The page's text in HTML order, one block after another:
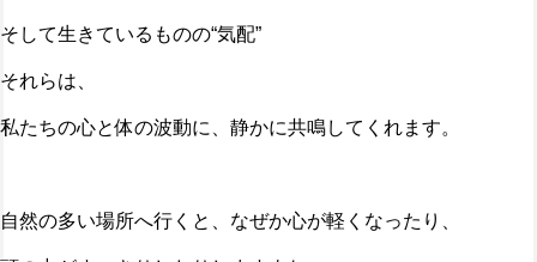
そして生きているものの“気配”
それらは、
私たちの心と体の波動に、静かに共鳴してくれます。
自然の多い場所へ行くと、なぜか心が軽くなったり、